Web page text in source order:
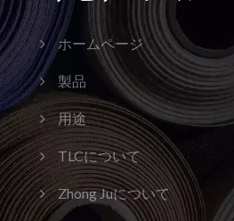
ホームページ
製品
用途
TLCについて
Zhong Juについて